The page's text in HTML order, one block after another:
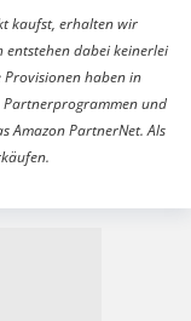
kaufst, erhalten wir
entstehen dabei keinerlei
haben in
Partnerprogrammen und
Amazon PartnerNet. Als